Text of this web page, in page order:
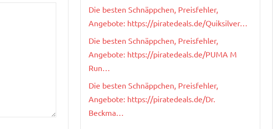
Die besten Schnäppchen, Preisfehler,
Angebote: https://piratedeals.de/Quiksilver…
Die besten Schnäppchen, Preisfehler,
Angebote: https://piratedeals.de/PUMA M
Run…
Die besten Schnäppchen, Preisfehler,
Angebote: https://piratedeals.de/Dr.
Beckma…